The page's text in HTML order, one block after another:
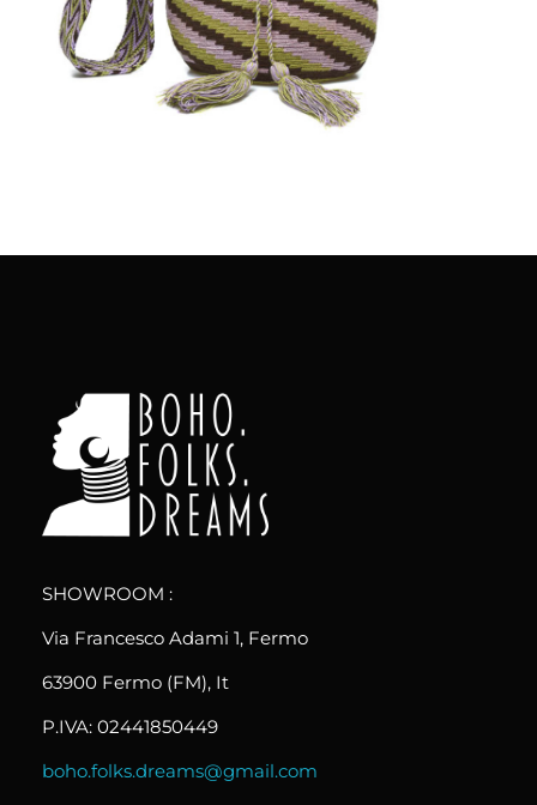
Aggiungi
al carrello
SHOWROOM :
Via Francesco Adami 1, Fermo
63900 Fermo (FM), It
P.IVA: 02441850449
boho.folks.dreams@gmail.com